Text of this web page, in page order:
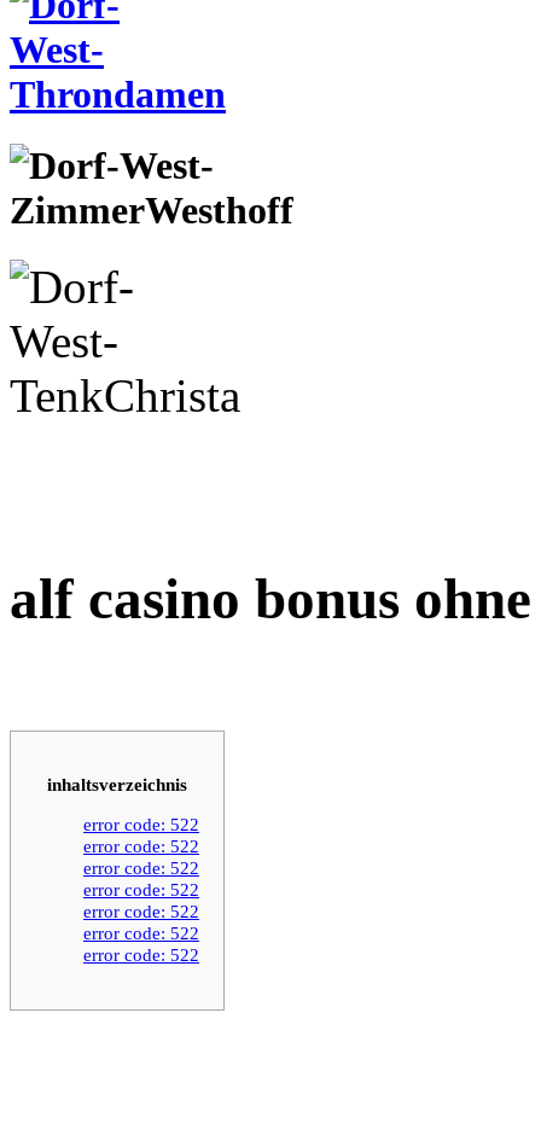
alf casino bonus
inhaltsverzeichnis
error code: 522
error code: 522
error code: 522
error code: 522
error code: 522
error code: 522
error code: 522